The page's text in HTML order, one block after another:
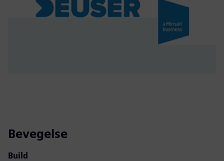
Bevegelse
Build